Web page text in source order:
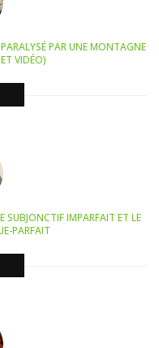
PAR UNE MONTAGNE
VIDÉO)
SUBJONCTIF IMPARFAIT ET LE
PARFAIT